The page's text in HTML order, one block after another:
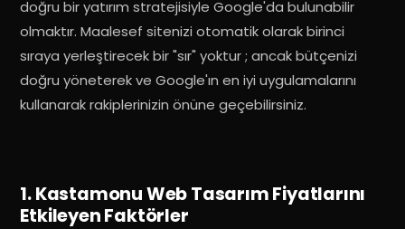
doğru bir yatırım stratejisiyle Google'da bulunabilir
olmaktır.Maalesef sitenizi otomatik olarak birinci
sıraya yerleştirecek bir "sır" yoktur; ancak bütçenizi
doğru yöneterek ve Google'ın en iyi uygulamalarını
kullanarak rakiplerinizin önüne geçebilirsiniz.
1. Kastamonu Web Tasarım Fiyatlarını
Etkileyen Faktörler